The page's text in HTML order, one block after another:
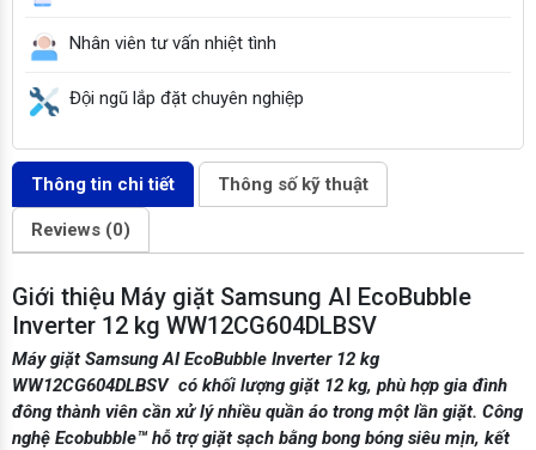
Nhân viên tư vấn nhiệt tình
Đội ngũ lắp đặt chuyên nghiệp
Thông tin chi tiết Thông số kỹ thuật
Reviews (0)
Giới thiệu Máy giặt Samsung AI EcoBubble
Inverter 12 kg WW12CG604DLBSV
Máy giặt Samsung AI EcoBubble Inverter 12 kg
WW12CG604DLBSV có khối lượng giặt 12 kg, phù hợp gia đình
đông thành viên cần xử lý nhiều quần áo trong một lần giặt. Công
nghệ Ecobubble™ hỗ trợ giặt sạch bằng bong bóng siêu mịn, kết